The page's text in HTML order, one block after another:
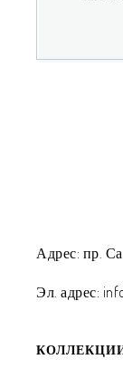
Адрес: пр.
Эл. адрес: